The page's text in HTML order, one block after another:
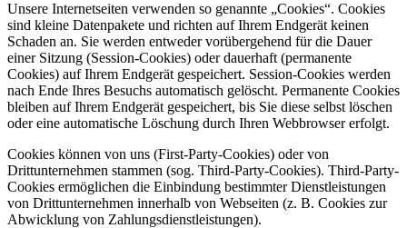
Unsere Internetseiten verwenden so genannte „Cookies“. Cookies
sind kleine Datenpakete und richten auf Ihrem Endgerät keinen
Schaden an. Sie werden entweder vorübergehend für die Dauer
einer Sitzung (Session-Cookies) oder dauerhaft (permanente
Cookies) auf Ihrem Endgerät gespeichert. Session-Cookies werden
nach Ende Ihres Besuchs automatisch gelöscht. Permanente Cookies
bleiben auf Ihrem Endgerät gespeichert, bis Sie diese selbst löschen
oder eine automatische Löschung durch Ihren Webbrowser erfolgt.
Cookies können von uns (First-Party-Cookies) oder von
Drittunternehmen stammen (sog. Third-Party-Cookies). Third-Party-
Cookies ermöglichen die Einbindung bestimmter Dienstleistungen
von Drittunternehmen innerhalb von Webseiten (z. B. Cookies zur
Abwicklung von Zahlungsdienstleistungen).